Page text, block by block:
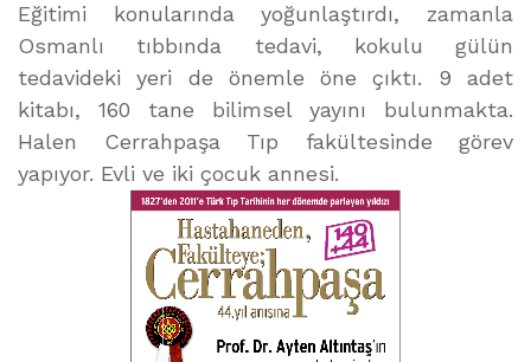
Eğitimi konularında yoğunlaştırdı, zamanla
Osmanlı tıbbında tedavi, kokulu gülün
tedavideki yeri de önemle öne çıktı. 9 adet
kitabı, 160 tane bilimsel yayını bulunmakta.
Halen Cerrahpaşa Tıp fakültesinde görev
yapıyor. Evli ve iki çocuk annesi.